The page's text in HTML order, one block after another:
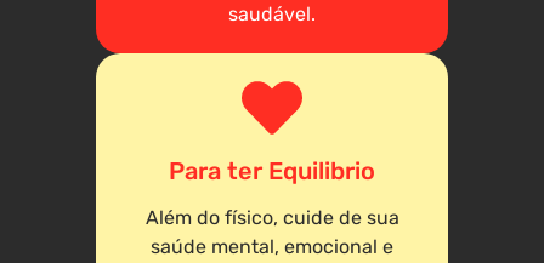
saudável.
Para ter Equilibrio
Além do físico, cuide de sua
saúde mental, emocional e